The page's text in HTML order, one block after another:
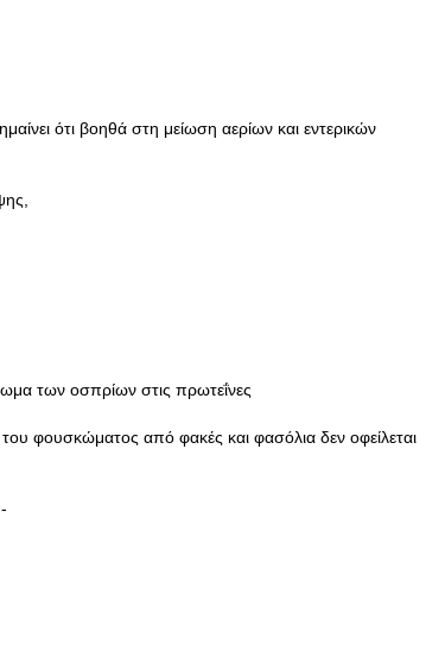
ότι βοηθά στη μείωση αερίων και εντερικών
των οσπρίων στις πρωτεΐνες
φουσκώματος από φακές και φασόλια δεν οφείλεται